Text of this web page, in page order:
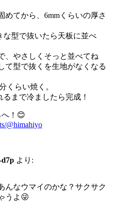
めてから、6mmくらいの厚さ
な型で抜いたら天板に並べ
、やさしくそっと並べてね
て型で抜くを生地がなくなる
くらい焼く。
まで冷ましたら完成！
へ！😊
@himahiyo
より:
んなウマイのかな？サクサク
うよ😜